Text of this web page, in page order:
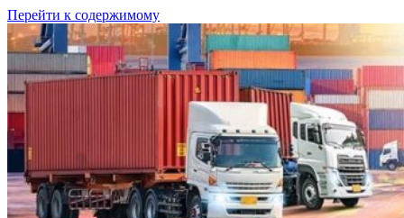
Перейти к содержимому